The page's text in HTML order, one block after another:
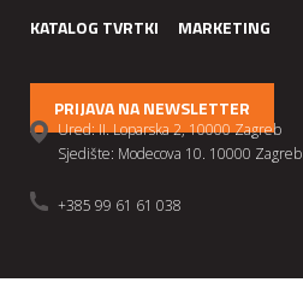
KATALOG TVRTKI
MARKETING
PRIJAVA NA NEWSLETTER
Ured: II. Loparska 2, 10000 Zagreb
Sjedište: Modecova 10. 10000 Zagreb
+385 99 61 61 038